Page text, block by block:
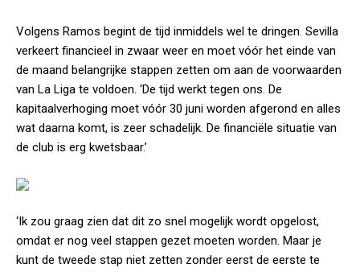
Volgens Ramos begint de tijd inmiddels wel te dringen. Sevilla
verkeert financieel in zwaar weer en moet vóór het einde van
de maand belangrijke stappen zetten om aan de voorwaarden
van La Liga te voldoen. ‘De tijd werkt tegen ons. De
kapitaalverhoging moet vóór 30 juni worden afgerond en alles
wat daarna komt, is zeer schadelijk. De financiële situatie van
de club is erg kwetsbaar.’
‘Ik zou graag zien dat dit zo snel mogelijk wordt opgelost,
omdat er nog veel stappen gezet moeten worden. Maar je
kunt de tweede stap niet zetten zonder eerst de eerste te